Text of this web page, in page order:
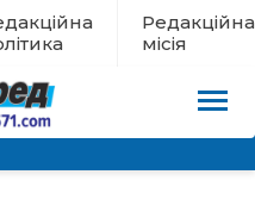
Редакційна
місія